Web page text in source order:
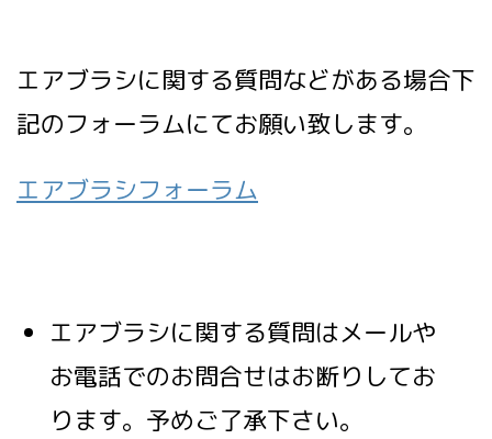
エアブラシに関する質問などがある場合下
記のフォーラムにてお願い致します。
エアブラシフォーラム
エアブラシに関する質問はメールや
お電話でのお問合せはお断りしてお
ります。予めご了承下さい。